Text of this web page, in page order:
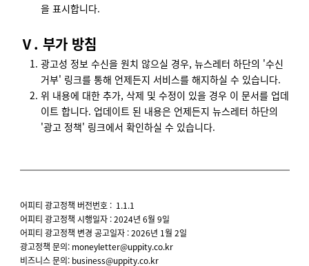
을 표시합니다.
Ⅴ. 부가 방침
광고성 정보 수신을 원치 않으실 경우, 뉴스레터 하단의 '수신
거부' 링크를 통해 언제든지 서비스를 해지하실 수 있습니다.
위 내용에 대한 추가, 삭제 및 수정이 있을 경우 이 문서를 업데
이트 합니다. 업데이트 된 내용은 언제든지 뉴스레터 하단의
'광고 정책' 링크에서 확인하실 수 있습니다.
어피티 광고정책 버전번호 : 1.1.1
어피티 광고정책 시행일자 : 2024년 6월 9일
어피티 광고정책 변경 공고일자 : 2026년 1월 2일
광고정책 문의: moneyletter@uppity.co.kr
비즈니스 문의: business@uppity.co.kr